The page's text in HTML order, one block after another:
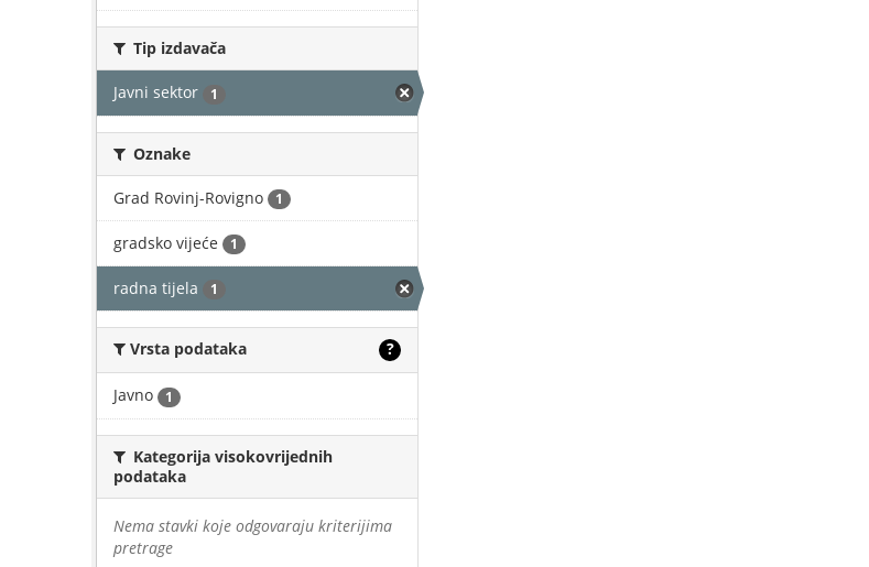
Tip izdavača
Javni sektor 1
Oznake
Grad Rovinj-Rovigno 1
gradsko vijeće 1
radna tijela 1
Vrsta podataka ?
Javno 1
Kategorija visokovrijednih
podataka
Nema stavki koje odgovaraju kriterijima
pretrage